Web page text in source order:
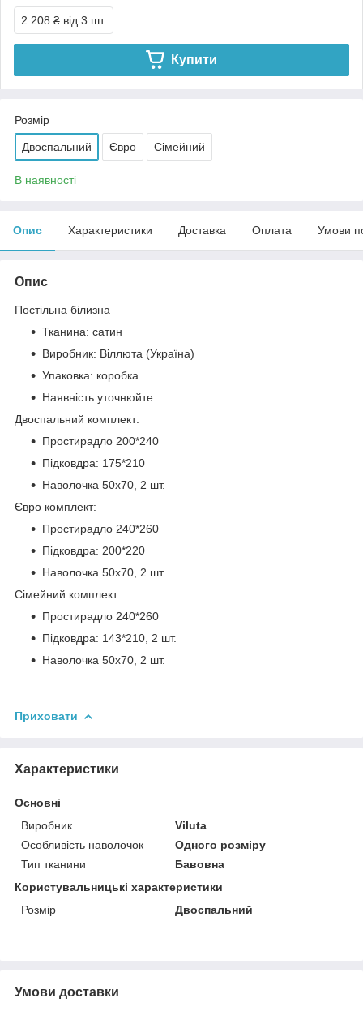
2 208 ₴ від 3 шт.
Купити
Розмір
Двоспальний Євро Сімейний
В наявності
Опис Характеристики Доставка Оплата Умови
Опис
Постільна білизна
Тканина: сатин
Виробник: Віллюта (Україна)
Упаковка: коробка
Наявність уточнюйте
Двоспальний комплект:
Простирадло 200*240
Підковдра: 175*210
Наволочка 50х70, 2 шт.
Євро комплект:
Простирадло 240*260
Підковдра: 200*220
Наволочка 50х70, 2 шт.
Сімейний комплект:
Простирадло 240*260
Підковдра: 143*210, 2 шт.
Наволочка 50х70, 2 шт.
Приховати
Характеристики
Основні
Виробник
Viluta
Особливість наволочок
Одного розміру
Тип тканини
Бавовна
Користувальницькі характеристики
Розмір
Двоспальний
Умови доставки